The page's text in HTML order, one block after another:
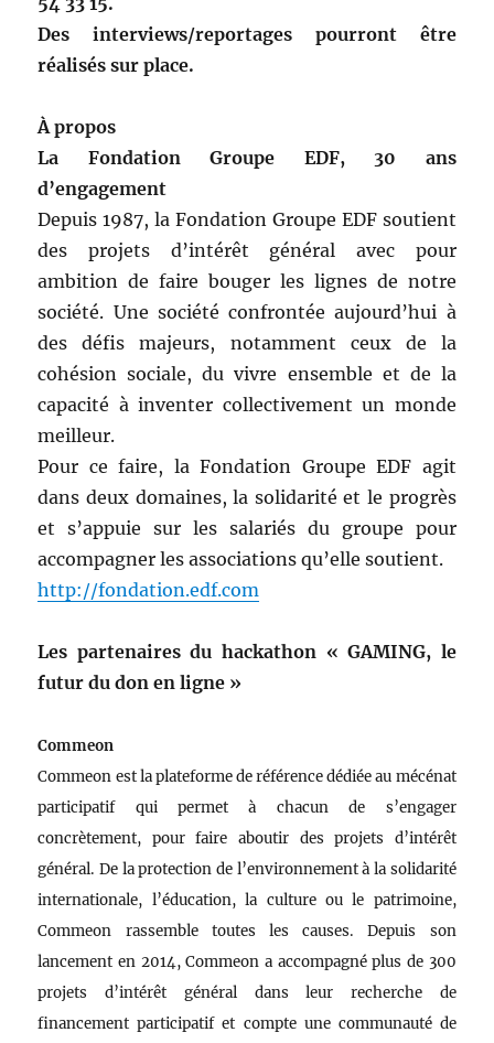
Des interviews/reportages pourront être
réalisés sur place.
À propos
La Fondation Groupe EDF, 30 ans
d’engagement
Depuis 1987, la Fondation Groupe EDF soutient
des projets d’intérêt général avec pour
ambition de faire bouger les lignes de notre
société. Une société confrontée aujourd’hui à
des défis majeurs, notamment ceux de la
cohésion sociale, du vivre ensemble et de la
capacité à inventer collectivement un monde
meilleur.
Pour ce faire, la Fondation Groupe EDF agit
dans deux domaines, la solidarité et le progrès
et s’appuie sur les salariés du groupe pour
accompagner les associations qu’elle soutient.
http://fondation.edf.com
Les partenaires du hackathon « GAMING, le
futur du don en ligne »
Commeon
Commeon est la plateforme de référence dédiée au mécénat
participatif qui permet à chacun de s’engager
concrètement, pour faire aboutir des projets d’intérêt
général. De la protection de l’environnement à la solidarité
internationale, l’éducation, la culture ou le patrimoine,
Commeon rassemble toutes les causes. Depuis son
lancement en 2014, Commeon a accompagné plus de 300
projets d’intérêt général dans leur recherche de
financement participatif et compte une communauté de